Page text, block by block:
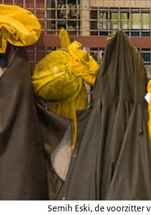
Semih Eski, de voorzitter